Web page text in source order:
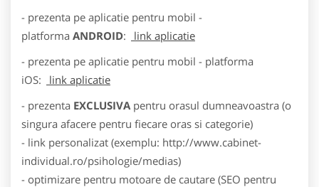
- prezenta pe aplicatie pentru mobil -
platforma ANDROID:
link aplicatie
- prezenta pe aplicatie pentru mobil - platforma
iOS:
link aplicatie
- prezenta EXCLUSIVA pentru orasul dumneavoastra (o
singura afacere pentru fiecare oras si categorie)
- link personalizat (exemplu: http://www.cabinet-
individual.ro/psihologie/medias)
- optimizare pentru motoare de cautare (SEO pentru